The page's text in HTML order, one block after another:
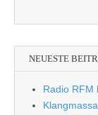
NEUESTE
Radio RFM